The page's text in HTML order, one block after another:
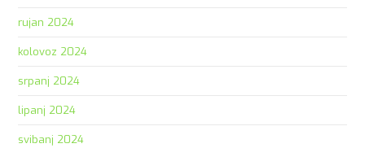
rujan 2024
kolovoz 2024
srpanj 2024
lipanj 2024
svibanj 2024